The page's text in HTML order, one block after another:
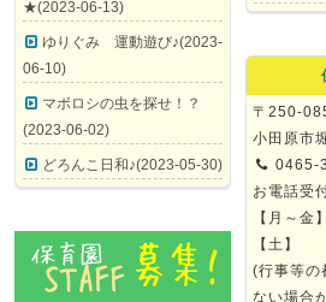
★(2023-06-13)
ゆりぐみ 運動遊び♪(2023-
06-10)
マボロシの虫を探せ！？
(2023-06-02)
どろんこ日和♪(2023-05-30)
〒250-
小田原市
0465-
お電話受
【月～
【土】
(行事等の
ない場合